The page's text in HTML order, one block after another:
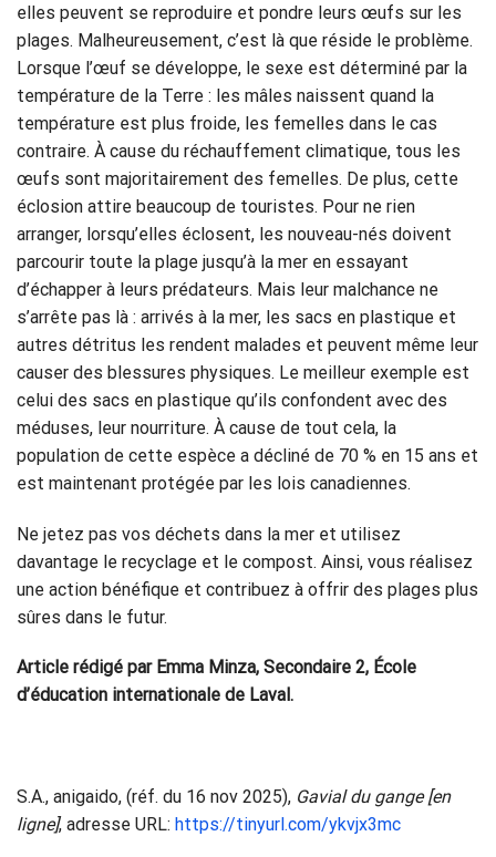
elles peuvent se reproduire et pondre leurs œufs sur les
plages. Malheureusement, c’est là que réside le problème.
Lorsque l’œuf se développe, le sexe est déterminé par la
température de la Terre : les mâles naissent quand la
température est plus froide, les femelles dans le cas
contraire. À cause du réchauffement climatique, tous les
œufs sont majoritairement des femelles. De plus, cette
éclosion attire beaucoup de touristes. Pour ne rien
arranger, lorsqu’elles éclosent, les nouveau-nés doivent
parcourir toute la plage jusqu’à la mer en essayant
d’échapper à leurs prédateurs. Mais leur malchance ne
s’arrête pas là : arrivés à la mer, les sacs en plastique et
autres détritus les rendent malades et peuvent même leur
causer des blessures physiques. Le meilleur exemple est
celui des sacs en plastique qu’ils confondent avec des
méduses, leur nourriture. À cause de tout cela, la
population de cette espèce a décliné de 70 % en 15 ans et
est maintenant protégée par les lois canadiennes.
Ne jetez pas vos déchets dans la mer et utilisez
davantage le recyclage et le compost. Ainsi, vous réalisez
une action bénéfique et contribuez à offrir des plages plus
sûres dans le futur.
Article rédigé par Emma Minza, Secondaire 2, École
d’éducation internationale de Laval.
S.A., anigaido, (réf. du 16 nov 2025), Gavial du gange [en
ligne], adresse URL: https://tinyurl.com/ykvjx3mc